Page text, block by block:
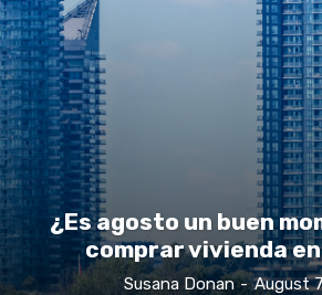
¿Es agosto un buen
comprar vivienda en
Susana Donan - August